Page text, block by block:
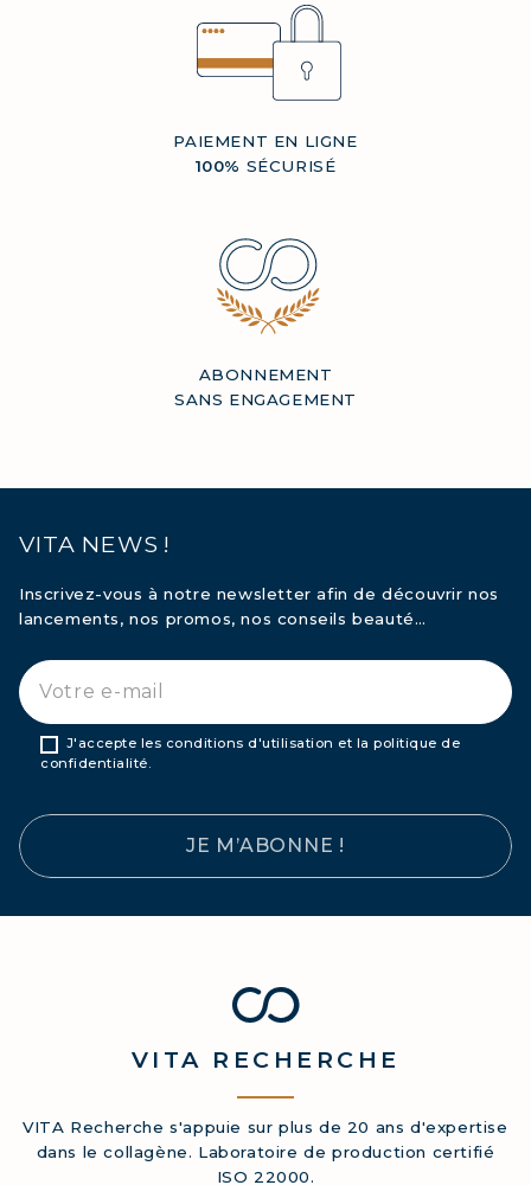
PAIEMENT EN LIGNE
100% SÉCURISÉ
ABONNEMENT
SANS ENGAGEMENT
VITA NEWS !
Inscrivez-vous à notre newsletter afin de découvrir nos
lancements, nos promos, nos conseils beauté…
J'accepte les conditions d'utilisation et la politique de
confidentialité.
JE M’ABONNE !
VITA RECHERCHE
VITA Recherche s'appuie sur plus de 20 ans d'expertise
dans le collagène. Laboratoire de production certifié
ISO 22000.